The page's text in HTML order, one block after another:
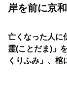
岸を前に京
亡くなった人に
霊(ことだま)」
くりふみ」、棺